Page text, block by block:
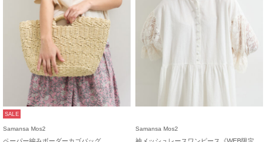
SALE
Samansa Mos2 Samansa Mos2